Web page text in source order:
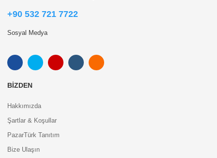
+90 532 721 7722
Sosyal Medya
BIZDEN
Hakkımızda
Şartlar & Koşullar
PazarTürk Tanıtım
Bize Ulaşın